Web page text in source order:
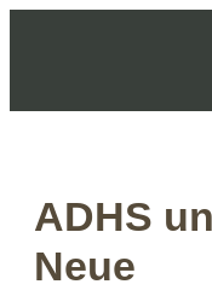
ADHS
Neue